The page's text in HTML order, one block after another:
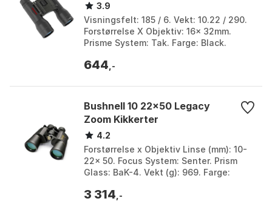
3.9
Visningsfelt: 185 / 6. Vekt: 10.22 / 290.
Forstørrelse X Objektiv: 16x 32mm.
Prisme System: Tak. Farge: Black.
644 ,-
Bushnell 10 22x50 Legacy
Zoom Kikkerter
4.2
Forstørrelse x Objektiv Linse (mm): 10-
22x 50. Focus System: Senter. Prism
Glass: BaK-4. Vekt (g): 969. Farge:
Size.
3 314 ,-